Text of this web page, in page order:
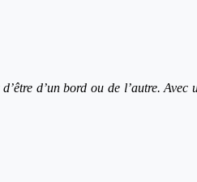
d’un bord ou de l’autre.